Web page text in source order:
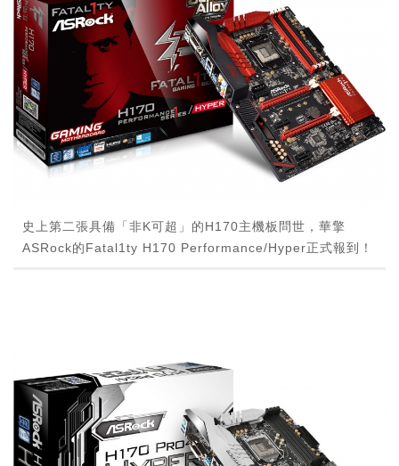
史上第二張具備「非K可超」的H170主機板問世，華擎
ASRock的Fatal1ty H170 Performance/Hyper正式報到！